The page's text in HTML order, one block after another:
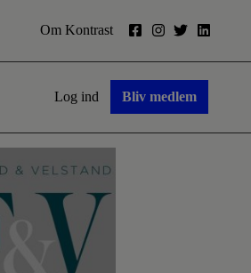
Om Kontrast
Log ind Bliv medlem